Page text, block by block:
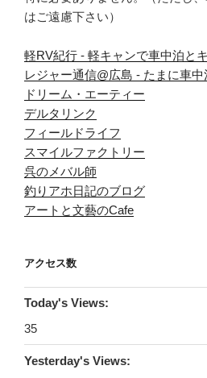
はご遠慮下さい）
軽RV紀行 - 軽キャンで車中泊と
レジャー通信@広島 - たまに車中
ドリーム・エーティー
デルタリンク
フィールドライフ
スマイルファクトリー
呉のメバル師
釣りアホ日記のブログ
アートと文藝のCafe
アクセス数
Today's Views:
35
Yesterday's Views: